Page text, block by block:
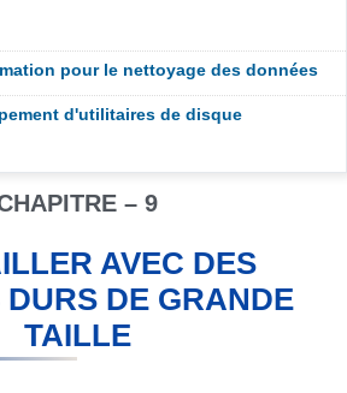
pour le nettoyage des données
d'utilitaires de disque
– 9
AVEC DES
DURS DE GRANDE
TAILLE